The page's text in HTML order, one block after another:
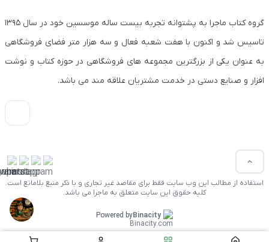
گروه کتاب ماجرا به پشتوانه تجربه بیست ساله موسسین خود در سال ۱۳۹۵
تاسیس شد و اکنون با هفت شعبه فعال و سه هزار متر فضای فروشگاهی
به عنوان یکی از بزرگترین مجموعه های فروشگاهی در حوزه کتاب و نوشت
افزار و صنایع دستی در خدمت مشتریان علاقه مند می باشد.
استفاده از مطالب این وب سایت فقط برای مقاصد غیر تجاری و با ذکر منبع بلامانع است.
کلیه حقوق این سایت متعلق به ماجرا می باشد.
Powered byBinacity